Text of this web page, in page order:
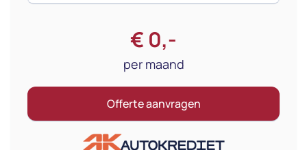
€ 0,-
per maand
Offerte aanvragen